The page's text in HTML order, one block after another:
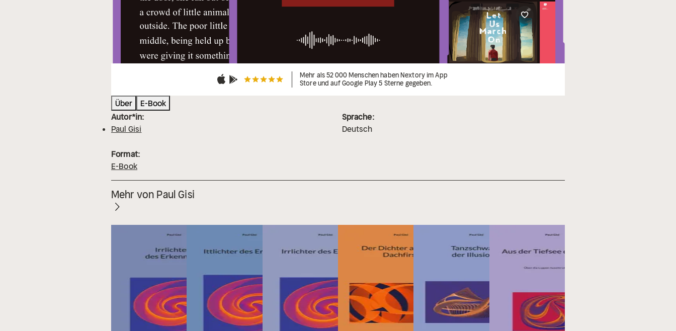
Mehr als 52 000 Menschen haben Nextory im App
Store und auf Google Play 5 Sterne gegeben.
Über
E-Book
Autor*in:
Paul Gisi
Sprache:
Deutsch
Format:
E-Book
Mehr von Paul Gisi